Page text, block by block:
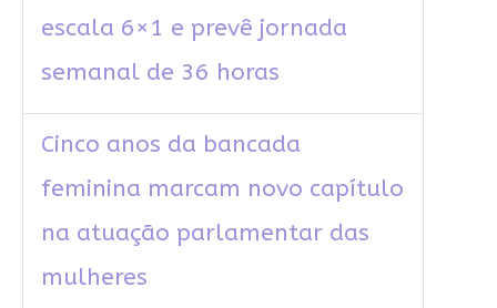
escala 6×1 e prevê jornada
semanal de 36 horas
Cinco anos da bancada
feminina marcam novo capítulo
na atuação parlamentar das
mulheres